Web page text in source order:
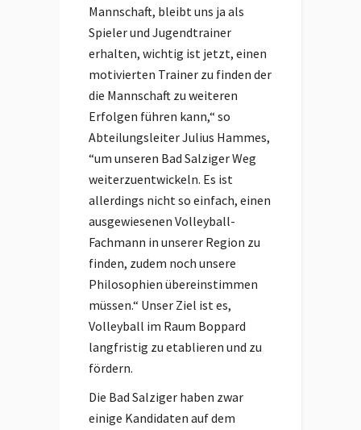
Mannschaft, bleibt uns ja als
Spieler und Jugendtrainer
erhalten, wichtig ist jetzt, einen
motivierten Trainer zu finden der
die Mannschaft zu weiteren
Erfolgen führen kann,“ so
Abteilungsleiter Julius Hammes,
“um unseren Bad Salziger Weg
weiterzuentwickeln. Es ist
allerdings nicht so einfach, einen
ausgewiesenen Volleyball-
Fachmann in unserer Region zu
finden, zudem noch unsere
Philosophien übereinstimmen
müssen.“ Unser Ziel ist es,
Volleyball im Raum Boppard
langfristig zu etablieren und zu
fördern.
Die Bad Salziger haben zwar
einige Kandidaten auf dem